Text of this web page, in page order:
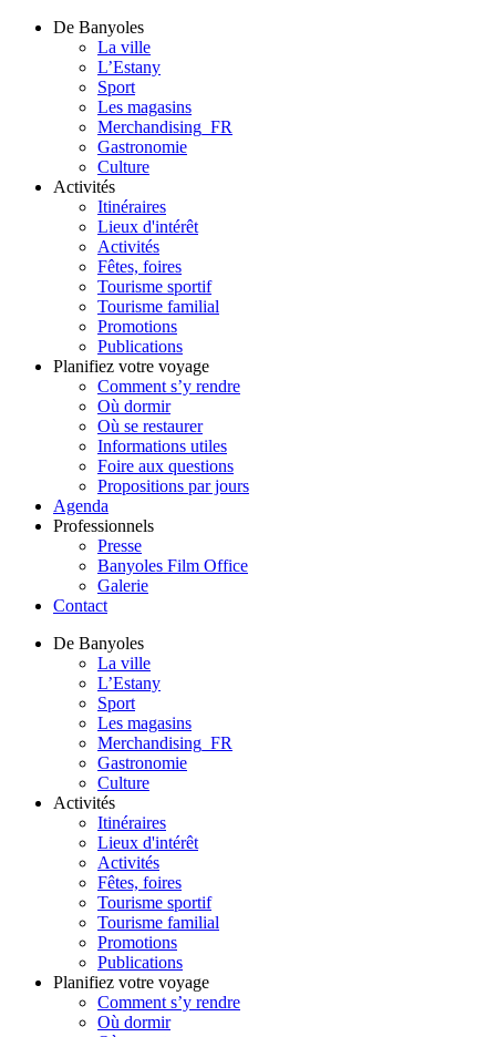
De Banyoles
La ville
L’Estany
Sport
Les magasins
Merchandising_FR
Gastronomie
Culture
Activités
Itinéraires
Lieux d'intérêt
Activités
Fêtes, foires
Tourisme sportif
Tourisme familial
Promotions
Publications
Planifiez votre voyage
Comment s’y rendre
Où dormir
Où se restaurer
Informations utiles
Foire aux questions
Propositions par jours
Agenda
Professionnels
Presse
Banyoles Film Office
Galerie
Contact
De Banyoles
La ville
L’Estany
Sport
Les magasins
Merchandising_FR
Gastronomie
Culture
Activités
Itinéraires
Lieux d'intérêt
Activités
Fêtes, foires
Tourisme sportif
Tourisme familial
Promotions
Publications
Planifiez votre voyage
Comment s’y rendre
Où dormir